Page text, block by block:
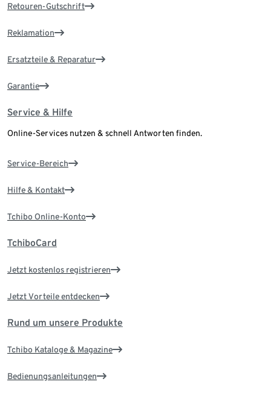
Retouren-Gutschrift
Reklamation
Ersatzteile & Reparatur
Garantie
Service & Hilfe
Online-Services nutzen & schnell Antworten finden.
Service-Bereich
Hilfe & Kontakt
Tchibo Online-Konto
TchiboCard
Jetzt kostenlos registrieren
Jetzt Vorteile entdecken
Rund um unsere Produkte
Tchibo Kataloge & Magazine
Bedienungsanleitungen